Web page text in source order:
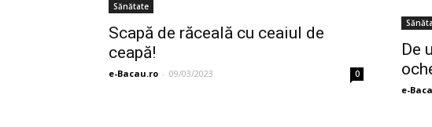
Sănătate
Scapă de răceală cu ceaiul de
ceapă!
e-Bacau.ro - 09/03/2023 0
De
e-